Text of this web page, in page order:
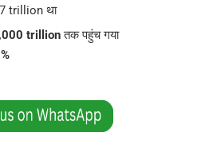
trillion था
trillionतक पहुंच गया